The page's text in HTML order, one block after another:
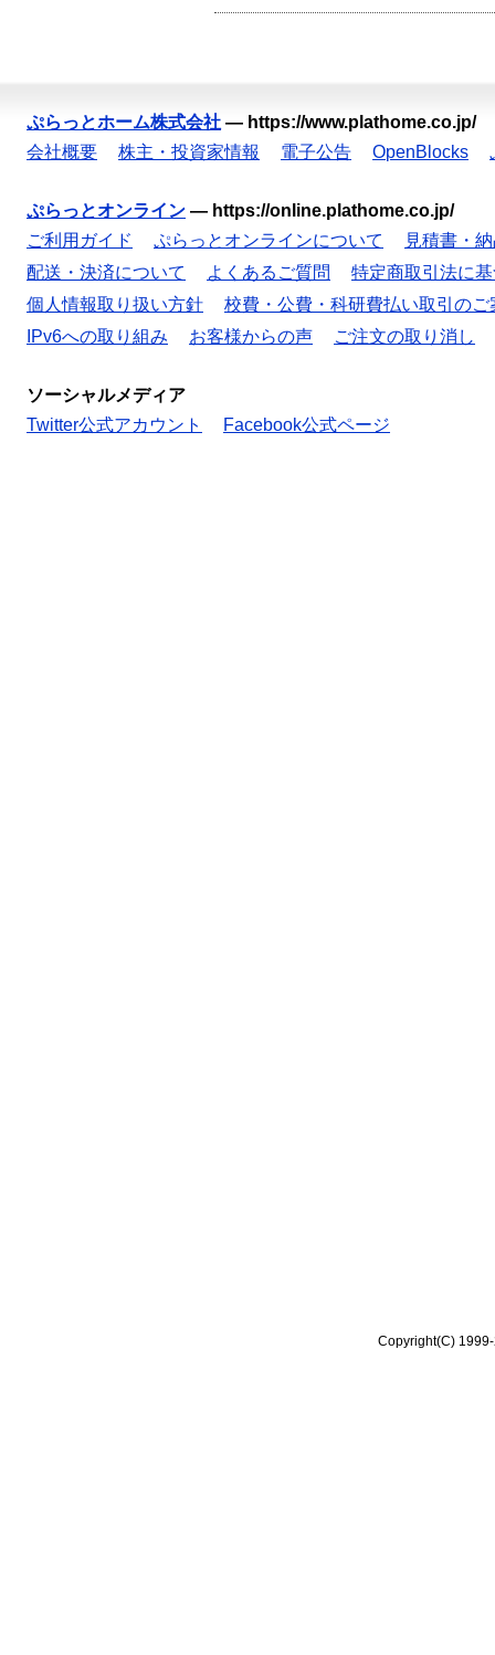
ぷらっとホーム株式会社 — https://www.plathome.co.jp/
会社概要
株主・投資家情報 電子公告 OpenBlocks
ぷらっとオンライン — https://online.plathome.co.jp/
ご利用ガイド
ぷらっとオンラインについて
見積書・
配送・決済について
よくあるご質問
特定商取引法に
個人情報取り扱い方針
校費・公費・科研費払い取引のご
IPv6への取り組み
お客様からの声 ご注文の取り消し
ソーシャルメディア
Twitter公式アカウント
Facebook公式ページ
Copyright(C)